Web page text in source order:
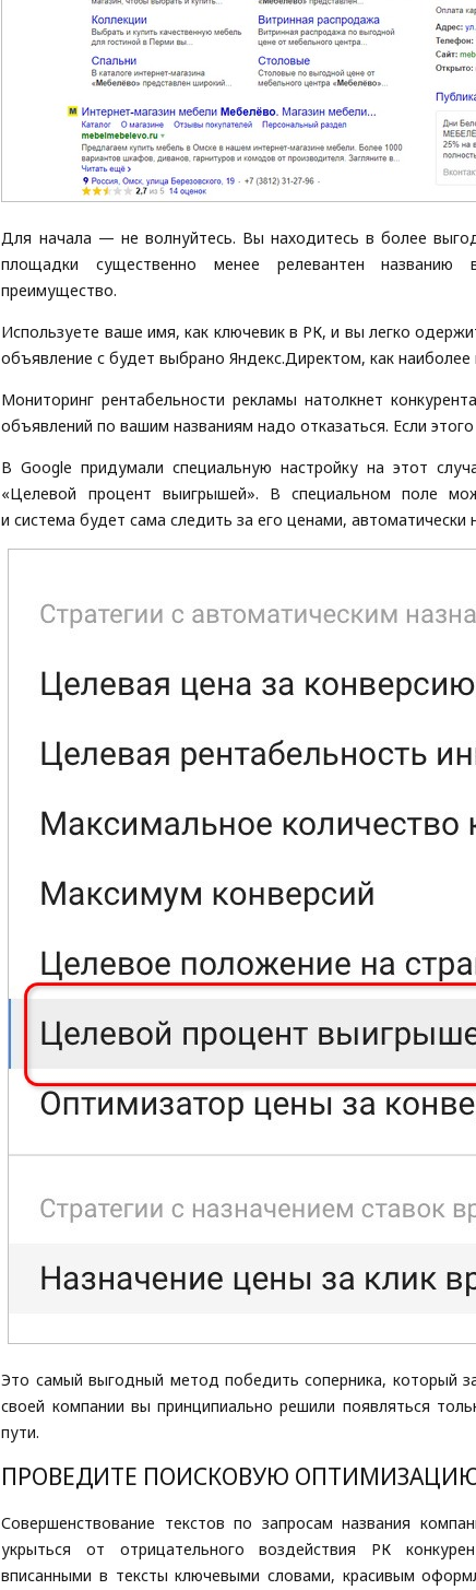
Для начала — не волнуйтесь. Вы находитесь в более
площадки существенно менее релевантен
преимущество.
Используете ваше имя, как ключевик в РК, и вы легко
объявление с будет выбрано Яндекс.Директом, как наиболее
Мониторинг рентабельности рекламы натолкнет
объявлений по вашим названиям надо отказаться. Если
В Google придумали специальную настройку на этот
«Целевой процент выигрышей». В специальном поле
и система будет сама следить за его ценами, автоматически
Это самый выгодный метод победить соперника, который
своей компании вы принципиально решили появляться
пути.
ПРОВЕДИТЕ ПОИСКОВУЮ
Совершенствование текстов по запросам названия
укрыться от отрицательного воздействия РК
вписанными в тексты ключевыми словами, красивым